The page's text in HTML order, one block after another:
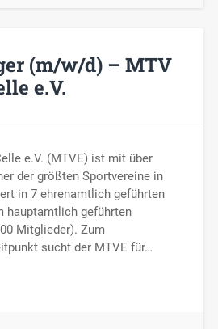
(m/w/d) – MTV
e.V.
e.V. (MTVE) ist mit über
der größten Sportvereine in
in 7 ehrenamtlich geführten
hauptamtlich geführten
Mitglieder). Zum
sucht der MTVE für…